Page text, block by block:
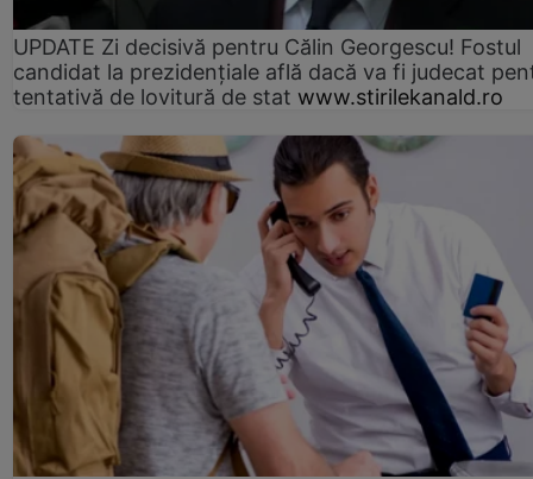
UPDATE Zi decisivă pentru Călin Georgescu! Fostul
candidat la prezidențiale află dacă va fi judecat
tentativă de lovitură de stat www.stirilekanald.ro